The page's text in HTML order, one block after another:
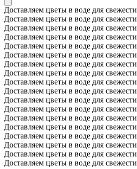
Доставляем цветы в воде для свежести
Доставляем цветы в воде для свежести
Доставляем цветы в воде для свежести
Доставляем цветы в воде для свежести
Доставляем цветы в воде для свежести
Доставляем цветы в воде для свежести
Доставляем цветы в воде для свежести
Доставляем цветы в воде для свежести
Доставляем цветы в воде для свежести
Доставляем цветы в воде для свежести
Доставляем цветы в воде для свежести
Доставляем цветы в воде для свежести
Доставляем цветы в воде для свежести
Доставляем цветы в воде для свежести
Доставляем цветы в воде для свежести
Доставляем цветы в воде для свежести
Доставляем цветы в воде для свежести
Доставляем цветы в воде для свежести